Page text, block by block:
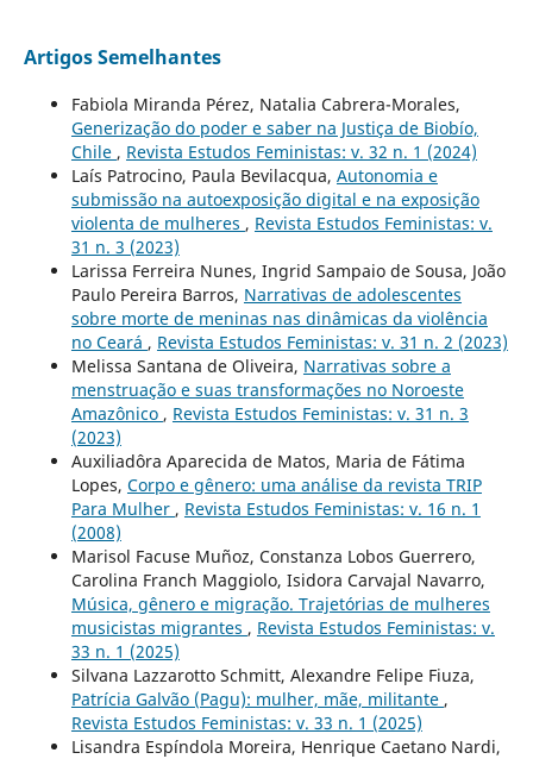
Artigos Semelhantes
Fabiola Miranda Pérez, Natalia Cabrera-Morales,
Generização do poder e saber na Justiça de Biobío,
Chile , Revista Estudos Feministas: v. 32 n. 1 (2024)
Laís Patrocino, Paula Bevilacqua, Autonomia e
submissão na autoexposição digital e na exposição
violenta de mulheres , Revista Estudos Feministas: v.
31 n. 3 (2023)
Larissa Ferreira Nunes, Ingrid Sampaio de Sousa, João
Paulo Pereira Barros, Narrativas de adolescentes
sobre morte de meninas nas dinâmicas da violência
no Ceará , Revista Estudos Feministas: v. 31 n. 2 (2023)
Melissa Santana de Oliveira, Narrativas sobre a
menstruação e suas transformações no Noroeste
Amazônico , Revista Estudos Feministas: v. 31 n. 3
(2023)
Auxiliadôra Aparecida de Matos, Maria de Fátima
Lopes, Corpo e gênero: uma análise da revista TRIP
Para Mulher , Revista Estudos Feministas: v. 16 n. 1
(2008)
Marisol Facuse Muñoz, Constanza Lobos Guerrero,
Carolina Franch Maggiolo, Isidora Carvajal Navarro,
Música, gênero e migração. Trajetórias de mulheres
musicistas migrantes , Revista Estudos Feministas: v.
33 n. 1 (2025)
Silvana Lazzarotto Schmitt, Alexandre Felipe Fiuza,
Patrícia Galvão (Pagu): mulher, mãe, militante ,
Revista Estudos Feministas: v. 33 n. 1 (2025)
Lisandra Espíndola Moreira, Henrique Caetano Nardi,